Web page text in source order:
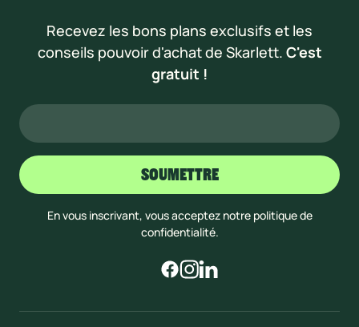
Recevez les bons plans exclusifs et les
conseils pouvoir d'achat de Skarlett. C'est
gratuit !
En vous inscrivant, vous acceptez notre politique de
confidentialité.